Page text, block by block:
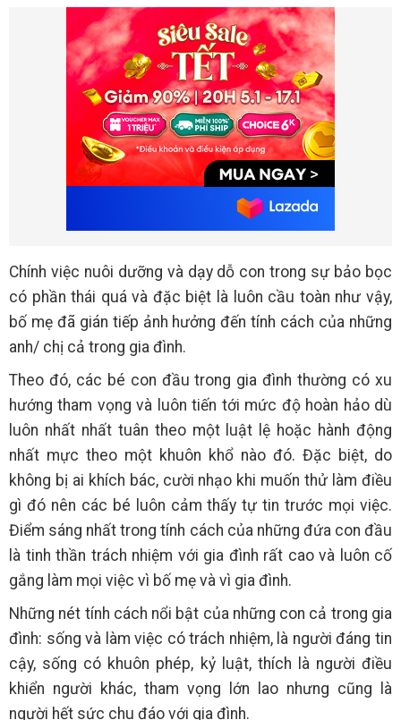
Chính việc nuôi dưỡng và dạy dỗ con trong sự bảo bọc
có phần thái quá và đặc biệt là luôn cầu toàn như vậy,
bố mẹ đã gián tiếp ảnh hưởng đến tính cách của những
anh/ chị cả trong gia đình.
Theo đó, các bé con đầu trong gia đình thường có xu
hướng tham vọng và luôn tiến tới mức độ hoàn hảo dù
luôn nhất nhất tuân theo một luật lệ hoặc hành động
nhất mực theo một khuôn khổ nào đó. Đặc biệt, do
không bị ai khích bác, cười nhạo khi muốn thử làm điều
gì đó nên các bé luôn cảm thấy tự tin trước mọi việc.
Điểm sáng nhất trong tính cách của những đứa con đầu
là tinh thần trách nhiệm với gia đình rất cao và luôn cố
gắng làm mọi việc vì bố mẹ và vì gia đình.
Những nét tính cách nổi bật của những con cả trong gia
đình: sống và làm việc có trách nhiệm, là người đáng tin
cậy, sống có khuôn phép, kỷ luật, thích là người điều
khiển người khác, tham vọng lớn lao nhưng cũng là
người hết sức chu đáo với gia đình.